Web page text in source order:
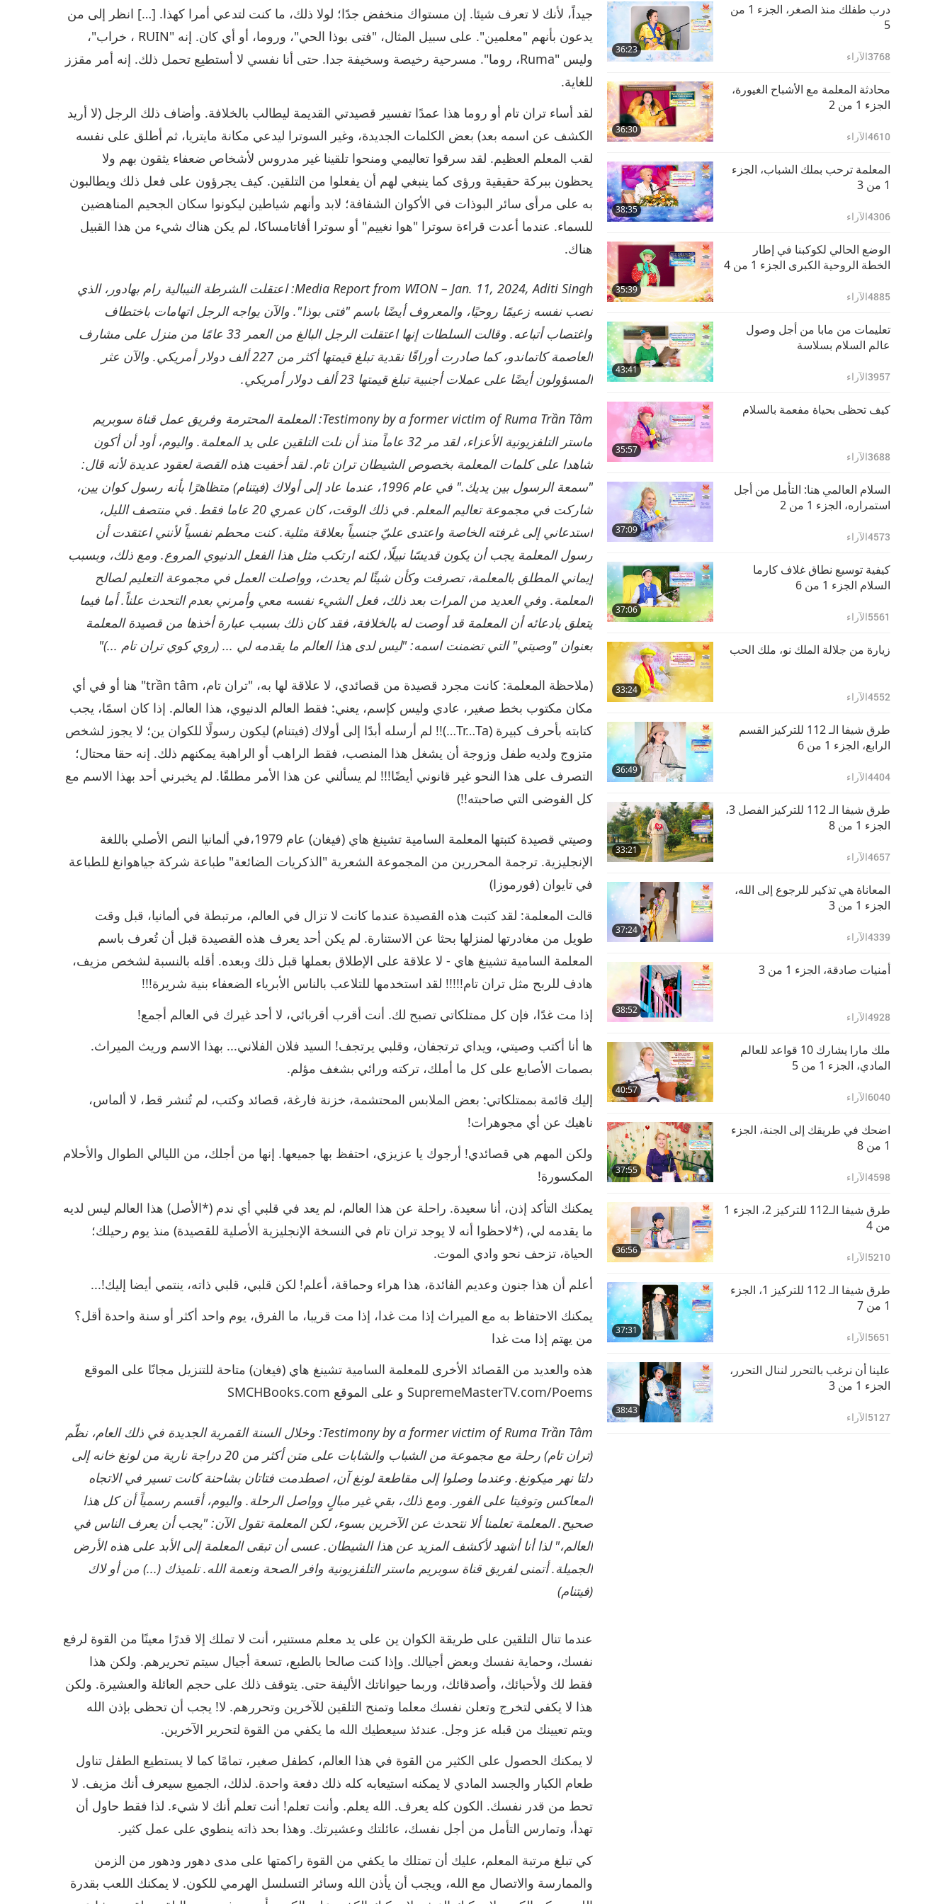
جيداً، لأنك لا تعرف شيئا. إن مستواك منخفض جدًا؛ لولا ذلك، ما كنت لتدعي أمرا كهذا. […] انظر إلى من
يدعون بأنهم "معلمين". على سبيل المثال، "فتى بوذا الحي"، وروما، أو أي كان. إنه "RUIN ، خراب"،
وليس "Ruma، روما". مسرحية رخيصة وسخيفة جدا. حتى أنا نفسي لا أستطيع تحمل ذلك. إنه أمر مقزز
للغاية.
لقد أساء تران تام أو روما هذا عمدًا تفسير قصيدتي القديمة ليطالب بالخلافة. وأضاف ذلك الرجل (لا أريد
الكشف عن اسمه بعد) بعض الكلمات الجديدة، وغير السوترا ليدعي مكانة مايتريا، ثم أطلق على نفسه
لقب المعلم العظيم. لقد سرقوا تعاليمي ومنحوا تلقينا غير مدروس لأشخاص ضعفاء يثقون بهم ولا
يحظون ببركة حقيقية ورؤى كما ينبغي لهم أن يفعلوا من التلقين. كيف يجرؤون على فعل ذلك ويطالبون
به على مرأى سائر البوذات في الأكوان الشفافة؛ لابد وأنهم شياطين ليكونوا سكان الجحيم المناهضين
للسماء. عندما أعدت قراءة سوترا "هوا نغييم" أو سوترا أفاتامساكا، لم يكن هناك شيء من هذا القبيل
هناك.
Media Report from WION – Jan. 11, 2024, Aditi Singh: اعتقلت الشرطة النيبالية رام بهادور، الذي
نصب نفسه زعيمًا روحيًا، والمعروف أيضًا باسم "فتى بوذا". والآن يواجه الرجل اتهامات باختطاف
واغتصاب أتباعه. وقالت السلطات إنها اعتقلت الرجل البالغ من العمر 33 عامًا من منزل على مشارف
العاصمة كاتماندو، كما صادرت أوراقًا نقدية تبلغ قيمتها أكثر من 227 ألف دولار أمريكي. والآن عثر
المسؤولون أيضًا على عملات أجنبية تبلغ قيمتها 23 ألف دولار أمريكي.
Testimony by a former victim of Ruma Trần Tâm: المعلمة المحترمة وفريق عمل قناة سوبريم
ماستر التلفزيونية الأعزاء، لقد مر 32 عاماً منذ أن نلت التلقين على يد المعلمة. واليوم، أود أن أكون
شاهدا على كلمات المعلمة بخصوص الشيطان تران تام. لقد أخفيت هذه القصة لعقود عديدة لأنه قال:
"سمعة الرسول بين يديك." في عام 1996، عندما عاد إلى أولاك (فيتنام) متظاهرًا بأنه رسول كوان يين،
شاركت في مجموعة تعاليم المعلم. في ذلك الوقت، كان عمري 20 عاما فقط. في منتصف الليل،
استدعاني إلى غرفته الخاصة واعتدى عليّ جنسياً بعلاقة مثلية. كنت محطم نفسياً لأنني اعتقدت أن
رسول المعلمة يجب أن يكون قديسًا نبيلًا، لكنه ارتكب مثل هذا الفعل الدنيوي المروع. ومع ذلك، وبسبب
إيماني المطلق بالمعلمة، تصرفت وكأن شيئًا لم يحدث، وواصلت العمل في مجموعة التعليم لصالح
المعلمة. وفي العديد من المرات بعد ذلك، فعل الشيء نفسه معي وأمرني بعدم التحدث علناً. أما فيما
يتعلق بادعائه أن المعلمة قد أوصت له بالخلافة، فقد كان ذلك بسبب عبارة أخذها من قصيدة المعلمة
بعنوان "وصيتي" التي تضمنت اسمه: "ليس لدى هذا العالم ما يقدمه لي ... (روي كوي تران تام ...)"
(ملاحظة المعلمة: كانت مجرد قصيدة من قصائدي، لا علاقة لها به، "تران تام، trần tâm" هنا أو في أي
مكان مكتوب بخط صغير، عادي وليس كإسم، يعني: فقط العالم الدنيوي، هذا العالم. إذا كان اسمًا، يجب
كتابته بأحرف كبيرة (Tr…Ta…)!! لم أرسله أبدًا إلى أولاك (فيتنام) ليكون رسولًا للكوان ين؛ لا يجوز لشخص
متزوج ولديه طفل وزوجة أن يشغل هذا المنصب، فقط الراهب أو الراهبة يمكنهم ذلك. إنه حقا محتال؛
التصرف على هذا النحو غير قانوني أيضًا!!! لم يسألني عن هذا الأمر مطلقًا. لم يخبرني أحد بهذا الاسم مع
كل الفوضى التي صاحبته!!)
وصيتي قصيدة كتبتها المعلمة السامية تشينغ هاي (فيغان) عام 1979،في ألمانيا النص الأصلي باللغة
الإنجليزية. ترجمة المحررين من المجموعة الشعرية "الذكريات الضائعة" طباعة شركة جياهوانغ للطباعة
في تايوان (فورموزا)
قالت المعلمة: لقد كتبت هذه القصيدة عندما كانت لا تزال في العالم، مرتبطة في ألمانيا، قبل وقت
طويل من مغادرتها لمنزلها بحثا عن الاستنارة. لم يكن أحد يعرف هذه القصيدة قبل أن تُعرف باسم
المعلمة السامية تشينغ هاي - لا علاقة على الإطلاق بعملها قبل ذلك وبعده. أقله بالنسبة لشخص مزيف،
هادف للربح مثل تران تام!!!!! لقد استخدمها للتلاعب بالناس الأبرياء الضعفاء بنية شريرة!!!
إذا مت غدًا، فإن كل ممتلكاتي تصبح لك. أنت أقرب أقربائي، لا أحد غيرك في العالم أجمع!
ها أنا أكتب وصيتي، ويداي ترتجفان، وقلبي يرتجف! السيد فلان الفلاني... بهذا الاسم وريث الميراث.
بصمات الأصابع على كل ما أملك، تركته ورائي بشغف مؤلم.
إليك قائمة بممتلكاتي: بعض الملابس المحتشمة، خزنة فارغة، قصائد وكتب، لم تُنشر قط، لا ألماس،
ناهيك عن أي مجوهرات!
ولكن المهم هي قصائدي! أرجوك يا عزيزي، احتفظ بها جميعها. إنها من أجلك، من الليالي الطوال والأحلام
المكسورة!
يمكنك التأكد إذن، أنا سعيدة. راحلة عن هذا العالم، لم يعد في قلبي أي ندم (*الأصل) هذا العالم ليس لديه
ما يقدمه لي، (*لاحظوا أنه لا يوجد تران تام في النسخة الإنجليزية الأصلية للقصيدة) منذ يوم رحيلك؛
الحياة، تزحف نحو وادي الموت.
أعلم أن هذا جنون وعديم الفائدة، هذا هراء وحماقة، أعلم! لكن قلبي، قلبي ذاته، ينتمي أيضا إليك!...
يمكنك الاحتفاظ به مع الميراث إذا مت غدا، إذا مت قريبا، ما الفرق، يوم واحد أكثر أو سنة واحدة أقل؟
من يهتم إذا مت غدا
هذه والعديد من القصائد الأخرى للمعلمة السامية تشينغ هاي (فيغان) متاحة للتنزيل مجانًا على الموقع
SupremeMasterTV.com/Poems و على الموقع SMCHBooks.com
Testimony by a former victim of Ruma Trần Tâm: وخلال السنة القمرية الجديدة في ذلك العام، نظّم
(تران تام) رحلة مع مجموعة من الشباب والشابات على متن أكثر من 20 دراجة نارية من لونغ خانه إلى
دلتا نهر ميكونغ. وعندما وصلوا إلى مقاطعة لونغ آن، اصطدمت فتاتان بشاحنة كانت تسير في الاتجاه
المعاكس وتوفيتا على الفور. ومع ذلك، بقي غير مبالٍ وواصل الرحلة. واليوم، أقسم رسمياً أن كل هذا
صحيح. المعلمة تعلمنا ألا نتحدث عن الآخرين بسوء، لكن المعلمة تقول الآن: "يجب أن يعرف الناس في
العالم،" لذا أنا أشهد لأكشف المزيد عن هذا الشيطان. عسى أن تبقى المعلمة إلى الأبد على هذه الأرض
الجميلة. أتمنى لفريق قناة سوبريم ماستر التلفزيونية وافر الصحة ونعمة الله. تلميذك (...) من أو لاك
(فيتنام)
عندما تنال التلقين على طريقة الكوان ين على يد معلم مستنير، أنت لا تملك إلا قدرًا معينًا من القوة لرفع
نفسك، وحماية نفسك وبعض أجيالك. وإذا كنت صالحا بالطبع، تسعة أجيال سيتم تحريرهم. ولكن هذا
فقط لك ولأحبائك، وأصدقائك، وربما حيواناتك الأليفة حتى. يتوقف ذلك على حجم العائلة والعشيرة. ولكن
هذا لا يكفي لتخرج وتعلن نفسك معلما وتمنح التلقين للآخرين وتحررهم. لا! يجب أن تحظى بإذن الله
ويتم تعيينك من قبله عز وجل. عندئذ سيعطيك الله ما يكفي من القوة لتحرير الآخرين.
لا يمكنك الحصول على الكثير من القوة في هذا العالم، كطفل صغير، تمامًا كما لا يستطيع الطفل تناول
طعام الكبار والجسد المادي لا يمكنه استيعابه كله ذلك دفعة واحدة. لذلك، الجميع سيعرف أنك مزيف. لا
تحط من قدر نفسك. الكون كله يعرف. الله يعلم. وأنت تعلم! أنت تعلم أنك لا شيء. لذا فقط حاول أن
تهدأ، وتمارس التأمل من أجل نفسك، عائلتك وعشيرتك. وهذا بحد ذاته ينطوي على عمل كثير.
كي تبلغ مرتبة المعلم، عليك أن تمتلك ما يكفي من القوة راكمتها على مدى دهور ودهور من الزمن
والممارسة والاتصال مع الله، ويجب أن يأذن الله وسائر التسلسل الهرمي للكون. لا يمكنك اللعب بقدرة
الجزء 7 من 19
5818الآراء
8
28:35
مضمون بالاجتهاد الصادق،
الجزء 8 من 19
6215الآراء
9
28:23
مضمون بالاجتهاد الصادق،
الجزء 9 من 19
5881 الآراء
10
27:58
مضمون بالاجتهاد الصادق،
الجزء 10 من 19
6770الآراء
11
مضمون بالاجتهاد الصادق،
الجزء 11 من 19
7056 الآراء
12
29:20
مضمون بالاجتهاد الصادق،
الجزء 12 من 19
6908الآراء
13
27:40
مضمون بالاجتهاد الصادق،
الجزء 13 من 19
5811الآراء
14
28:25
مضمون بالاجتهاد الصادق،
الجزء 14 من 19
5188الآراء
15
25:36
مضمون بالاجتهاد الصادق،
الجزء 15 من 19
5561الآراء
16
26:53
مضمون بالاجتهاد الصادق،
الجزء 16 من 19
5179الآراء
17
26:10
مضمون بالاجتهاد الصادق،
الجزء 17 من 19
6115الآراء
18
31:21
مضمون بالاجتهاد الصادق،
الجزء 18 من 19
5512الآراء
19
30:20
مضمون بالاجتهاد الصادق،
الجزء 19 من 19
5485الآراء
36:23
درب طفلك منذ الصغر، الجزء 1 من
5
3768الآراء
36:30
محادثة المعلمة مع الأشباح الغيورة،
الجزء 1 من 2
4610الآراء
38:35
المعلمة ترحب بملك الشباب، الجزء
1 من 3
4306الآراء
35:39
الوضع الحالي لكوكبنا في إطار
الخطة الروحية الكبرى الجزء 1 من 4
4885الآراء
43:41
تعليمات من مابا من أجل وصول
عالم السلام بسلاسة
3957الآراء
35:57
كيف تحظى بحياة مفعمة بالسلام
3688الآراء
37:09
السلام العالمي هنا: التأمل من أجل
استمراره، الجزء 1 من 2
4573الآراء
37:06
كيفية توسيع نطاق غلاف كارما
السلام الجزء 1 من 6
5561الآراء
33:24
زيارة من جلالة الملك نو، ملك الحب
4552الآراء
36:49
طرق شيفا الـ 112 للتركيز القسم
الرابع، الجزء 1 من 6
4404الآراء
33:21
طرق شيفا الـ 112 للتركيز الفصل 3،
الجزء 1 من 8
4657الآراء
37:24
المعاناة هي تذكير للرجوع إلى الله،
الجزء 1 من 3
4339الآراء
38:52
أمنيات صادقة، الجزء 1 من 3
4928الآراء
40:57
ملك مارا يشارك 10 قواعد للعالم
المادي، الجزء 1 من 5
6040الآراء
37:55
اضحك في طريقك إلى الجنة، الجزء
1 من 8
4598الآراء
36:56
طرق شيفا الـ112 للتركيز 2، الجزء 1
من 4
5210الآراء
37:31
طرق شيفا الـ 112 للتركيز 1، الجزء
1 من 7
5651الآراء
38:43
علينا أن نرغب بالتحرر لننال التحرر،
الجزء 1 من 3
5127الآراء